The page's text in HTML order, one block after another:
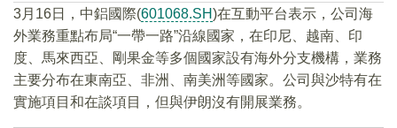
3月16日，中鋁國際(601068.SH)在互動平台表示，公司海
外業務重點布局“一帶一路”沿線國家，在印尼、越南、印
度、馬來西亞、剛果金等多個國家設有海外分支機構，業務
主要分布在東南亞、非洲、南美洲等國家。公司與沙特有在
實施項目和在談項目，但與伊朗沒有開展業務。